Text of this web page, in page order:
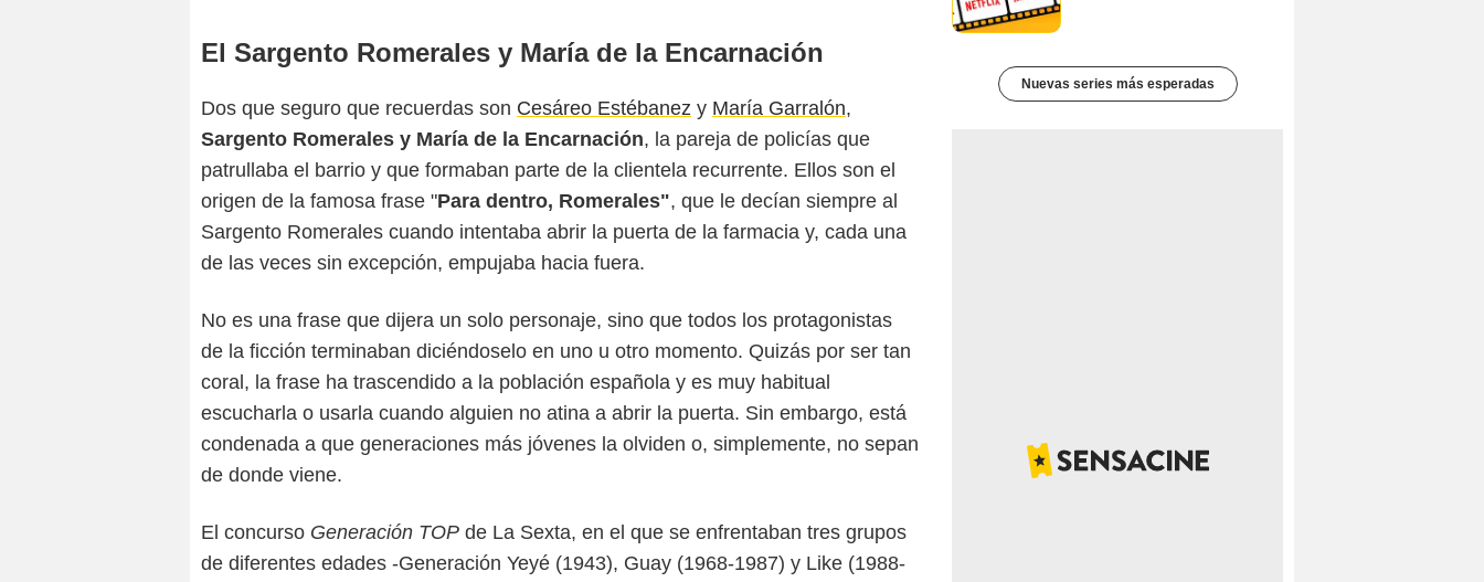
El Sargento Romerales y María de la Encarnación
Dos que seguro que recuerdas son Cesáreo Estébanez y María Garralón,
Sargento Romerales y María de la Encarnación, la pareja de policías que
patrullaba el barrio y que formaban parte de la clientela recurrente. Ellos son el
origen de la famosa frase "Para dentro, Romerales", que le decían siempre al
Sargento Romerales cuando intentaba abrir la puerta de la farmacia y, cada una
de las veces sin excepción, empujaba hacia fuera.
No es una frase que dijera un solo personaje, sino que todos los protagonistas
de la ficción terminaban diciéndoselo en uno u otro momento. Quizás por ser tan
coral, la frase ha trascendido a la población española y es muy habitual
escucharla o usarla cuando alguien no atina a abrir la puerta. Sin embargo, está
condenada a que generaciones más jóvenes la olviden o, simplemente, no sepan
de donde viene.
El concurso Generación TOP de La Sexta, en el que se enfrentaban tres grupos
de diferentes edades -Generación Yeyé (1943), Guay (1968-1987) y Like (1988-
Nuevas series más esperadas